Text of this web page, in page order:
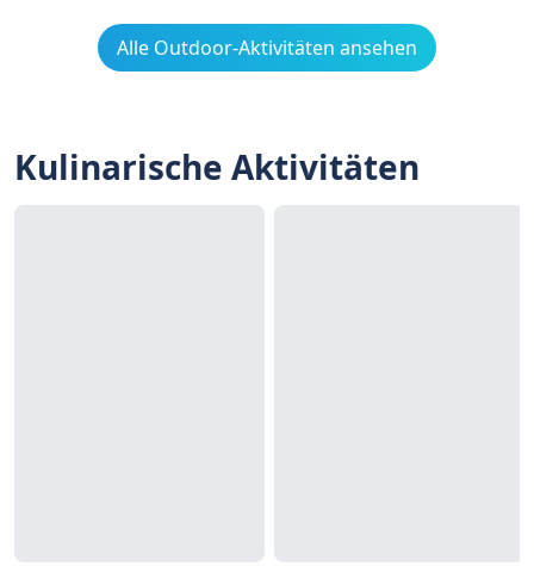
Alle Outdoor-Aktivitäten ansehen
Kulinarische Aktivitäten